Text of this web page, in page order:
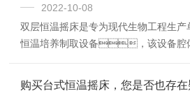
2022-10-08
双层恒温摇床是专为现代生物工程生
恒温培养制取设备，该设备
购买台式恒温摇床，您是否也存在疑